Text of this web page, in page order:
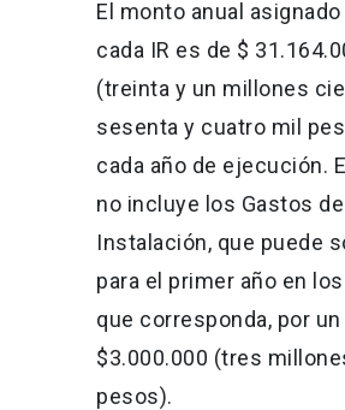
El monto anual asignado
cada IR es de $
(treinta y un millones
sesenta y cuatro mil
cada año de ejecución.
no incluye los Gastos de
Instalación, que puede
para el primer año en
que corresponda, por
$3.000.000 (tres
pesos).